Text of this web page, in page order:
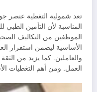
تعد شمولية التغطية عنصر
المناسبة لأن التأمين
الموظفين من التكاليف
الأساسية ليضمن استقرار
والعاملين. كما يزيد من
العمل. ومن أهم التغطيات